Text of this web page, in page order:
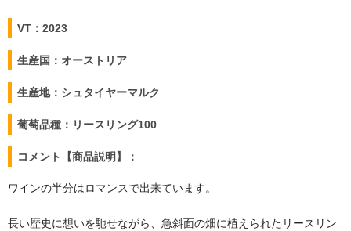
VT：2023
生産国：オーストリア
生産地：シュタイヤーマルク
葡萄品種：リースリング100
コメント【商品説明】：
ワインの半分はロマンスで出来ています。
長い歴史に想いを馳せながら、急斜面の畑に植えられたリースリン